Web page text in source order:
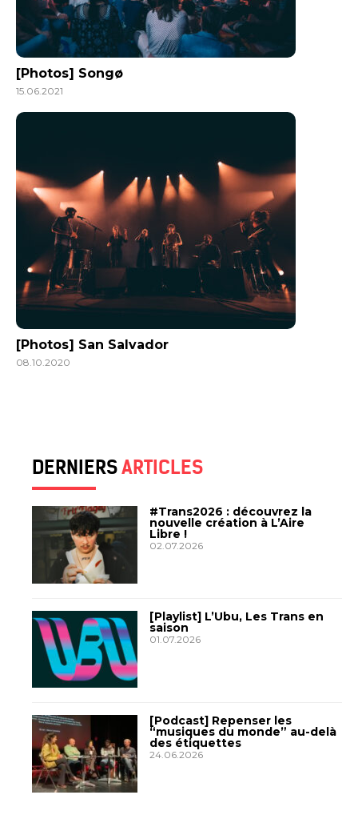
[Photos] Songø
15.06.2021
[Photos] San Salvador
08.10.2020
DERNIERSARTICLES
#Trans2026 : découvrez la
nouvelle création à L’Aire
Libre !
02.07.2026
[Playlist] L’Ubu, Les Trans en
saison
01.07.2026
[Podcast] Repenser les
“musiques du monde” au-delà
des étiquettes
24.06.2026